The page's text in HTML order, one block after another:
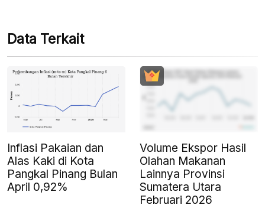
Data Terkait
Inflasi Pakaian dan
Alas Kaki di Kota
Pangkal Pinang Bulan
April 0,92%
Volume Ekspor Hasil
Olahan Makanan
Lainnya Provinsi
Sumatera Utara
Februari 2026